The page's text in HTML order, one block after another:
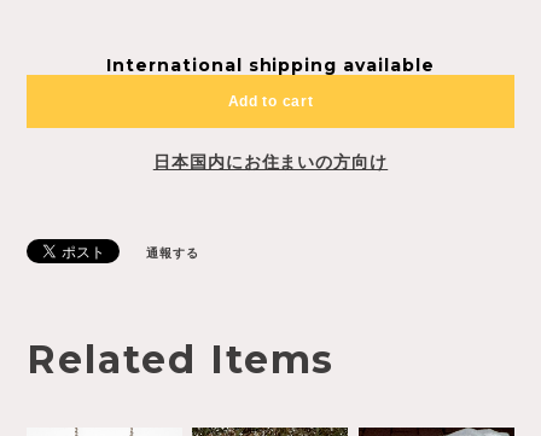
International shipping available
Add to cart
日本国内にお住まいの方向け
通報する
Related Items